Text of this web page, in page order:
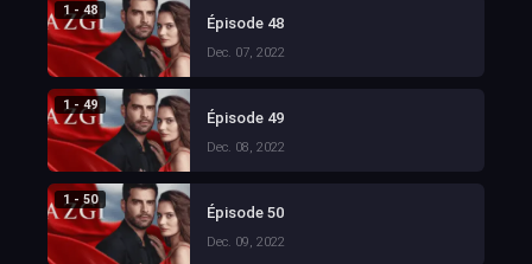
1 - 48
Épisode 48
Dec. 07, 2022
1 - 49
Épisode 49
Dec. 08, 2022
1 - 50
Épisode 50
Dec. 09, 2022